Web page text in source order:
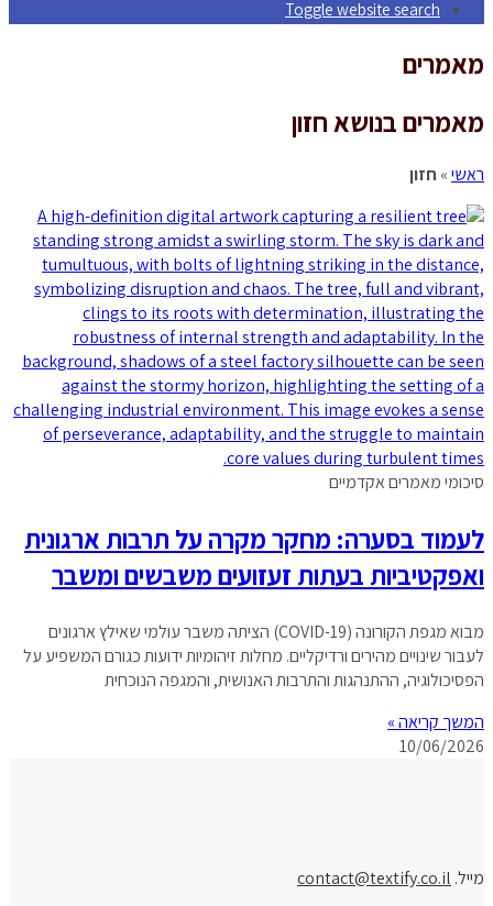
Toggle website search
מאמרים
מאמרים בנושא חזון
ראשי» חזון
סיכומי מאמרים אקדמיים
לעמוד בסערה: מחקר מקרה על תרבות ארגונית
ואפקטיביות בעתות זעזועים משבשים ומשבר
מבוא מגפת הקורונה (COVID-19) הציתה משבר עולמי שאילץ ארגונים
לעבור שינויים מהירים ורדיקליים. מחלות זיהומיות ידועות כגורם המשפיע על
הפסיכולוגיה, ההתנהגות והתרבות האנושית, והמגפה הנוכחית
המשך קריאה »
10/06/2026
מייל. contact@textify.co.il